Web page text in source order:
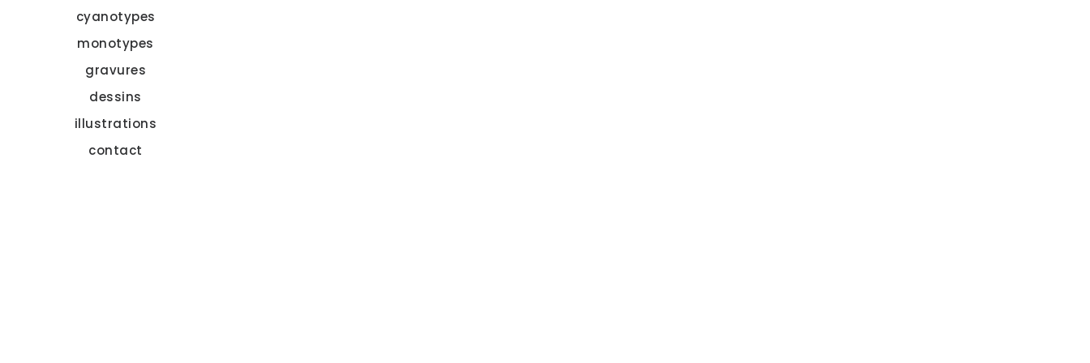
cyanotypes
monotypes
gravures
dessins
illustrations
contact